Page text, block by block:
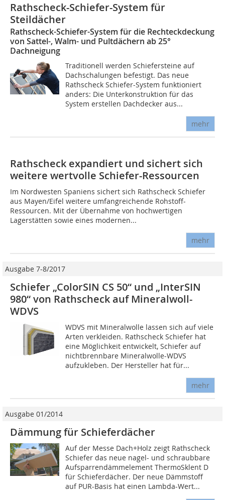
Rathscheck-Schiefer-System für
Steildächer
Rathscheck-Schiefer-System für die Rechteckdeckung
von Sattel-, Walm- und Pultdächern ab 25°
Dachneigung
Traditionell werden Schiefersteine auf
Dachschalungen befestigt. Das neue
Rathscheck Schiefer-System funktioniert
anders: Die Unterkonstruktion für das
System erstellen Dachdecker aus...
mehr
Rathscheck expandiert und sichert sich
weitere wertvolle Schiefer-Ressourcen
Im Nordwesten Spaniens sichert sich Rathscheck Schiefer
aus Mayen/Eifel weitere umfangreichende Rohstoff-
Ressourcen. Mit der Übernahme von hochwertigen
Lagerstätten sowie eines modernen...
mehr
Ausgabe 7-8/2017
Schiefer „ColorSIN CS 50“ und „InterSIN
980“ von Rathscheck auf Mineralwoll-
WDVS
WDVS mit Mineralwolle lassen sich auf viele
Arten verkleiden. Rathscheck Schiefer hat
eine Möglichkeit entwickelt, Schiefer auf
nichtbrennbare Mineralwolle-WDVS
aufzukleben. Der Hersteller hat für...
mehr
Ausgabe 01/2014
Dämmung für Schieferdächer
Auf der Messe Dach+Holz zeigt Rathscheck
Schiefer das neue nagel- und schraubbare
Aufsparrendämmelement ThermoSklent D
für Schieferdächer. Der neue Dämmstoff
auf PUR-Basis hat einen Lambda-Wert...